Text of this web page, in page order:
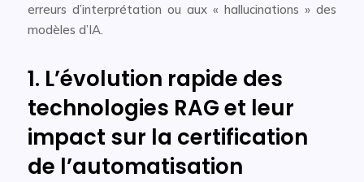
erreurs d’interprétation ou aux « hallucinations » des
modèles d’IA.
1. L’évolution rapide des
technologies RAG et leur
impact sur la certification
de l’automatisation